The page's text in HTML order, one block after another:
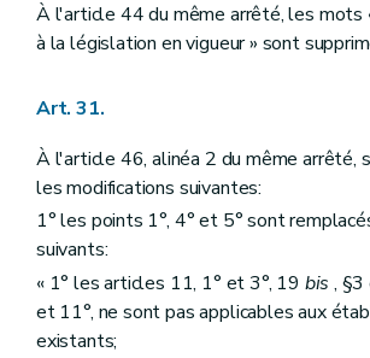
À l'article 44 du même arrêté, les mots
à la législation en vigueur » sont
Art. 31.
À l'article 46, alinéa 2 du même arrêté,
les modifications suivantes:
1° les points 1°, 4° et 5° sont
suivants:
« 1° les articles 11, 1° et 3°, 19 bis , §3
et 11°, ne sont pas applicables aux
existants;